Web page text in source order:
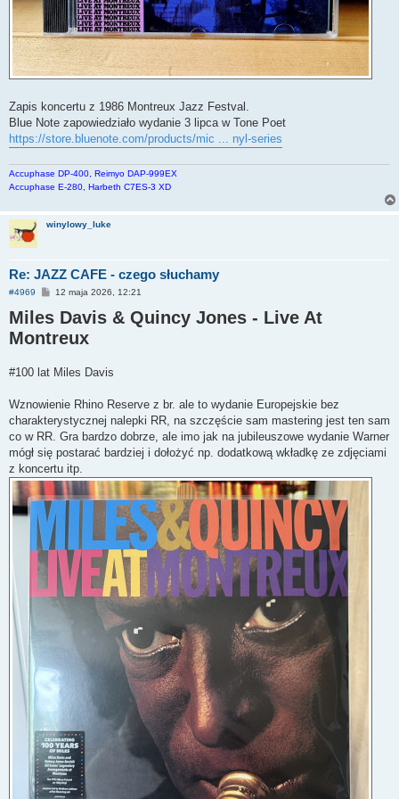
Zapis koncertu z 1986 Montreux Jazz Festval.
Blue Note zapowiedziało wydanie 3 lipca w Tone Poet
https://store.bluenote.com/products/mic ... nyl-series
Accuphase DP-400, Reimyo DAP-999EX
Accuphase E-280, Harbeth C7ES-3 XD
winylowy_luke
Re: JAZZ CAFE - czego słuchamy
#4969
P
s
t
12 maja 2026, 12:21
Miles Davis & Quincy Jones - Live At
Montreux
#100 lat Miles Davis
Wznowienie Rhino Reserve z br. ale to wydanie Europejskie bez
charakterystycznej nalepki RR, na szczęście sam mastering jest ten sam
co w RR. Gra bardzo dobrze, ale imo jak na jubileuszowe wydanie Warner
mógł się postarać bardziej i dołożyć np. dodatkową wkładkę ze zdjęciami
z koncertu itp.